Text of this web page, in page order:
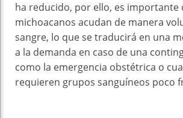
ha reducido, por ello, es importante
michoacanos acudan de manera
sangre, lo que se traducirá en una
a la demanda en caso de una
como la emergencia obstétrica o
requieren grupos sanguíneos poco